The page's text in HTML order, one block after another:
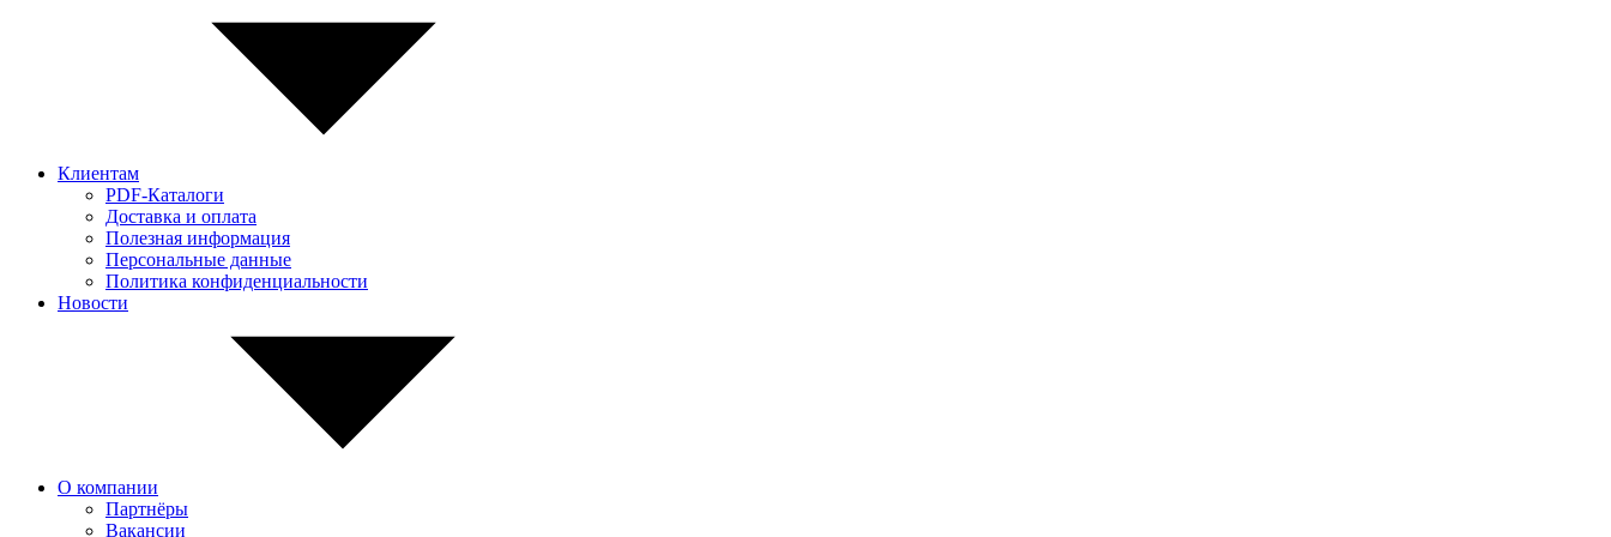
Клиентам
PDF-Каталоги
Доставка и оплата
Полезная информация
Персональные данные
Политика конфиденциальности
Новости
О компании
Партнёры
Вакансии